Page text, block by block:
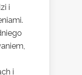
i
i